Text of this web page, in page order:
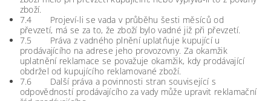
zboží.
7.4 Projeví-li se vada v průběhu šesti měsíců od
převzetí, má se za to, že zboží bylo vadné již při převzetí.
7.5 Práva z vadného plnění uplatňuje kupující u
prodávajícího na adrese jeho provozovny. Za okamžik
uplatnění reklamace se považuje okamžik, kdy prodávající
obdržel od kupujícího reklamované zboží.
7.6 Další práva a povinnosti stran související s
odpovědností prodávajícího za vady může upravit reklamační